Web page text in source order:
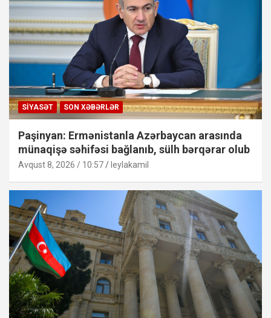
SIYASƏT SON XƏBƏRLƏR
Paşinyan: Ermənistanla Azərbaycan arasında
münaqişə səhifəsi bağlanıb, sülh bərqərar olub
Avqust 8, 2026 / 10:57 leylakamil